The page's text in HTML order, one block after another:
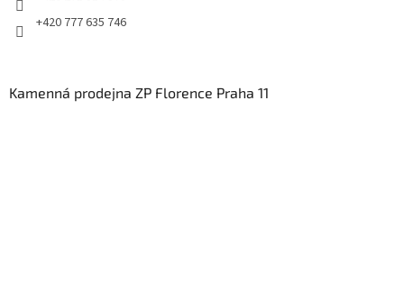
+420 777 635 746
Kamenná prodejna ZP Florence Praha 11